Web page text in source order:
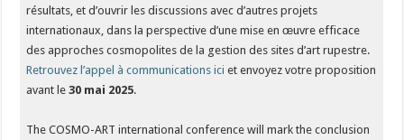
résultats, et d’ouvrir les discussions avec d’autres projets
internationaux, dans la perspective d’une mise en œuvre efficace
des approches cosmopolites de la gestion des sites d’art rupestre.
Retrouvez l’appel à communications ici et envoyez votre proposition
avant le30 mai 2025.
The COSMO-ART international conference will mark the conclusion